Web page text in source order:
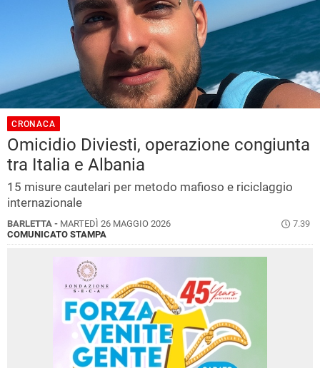
CRONACA
Omicidio Diviesti, operazione congiunta
tra Italia e Albania
15 misure cautelari per metodo mafioso e riciclaggio
internazionale
BARLETTA - MARTEDÌ 26 MAGGIO 2026
7.39
COMUNICATO STAMPA